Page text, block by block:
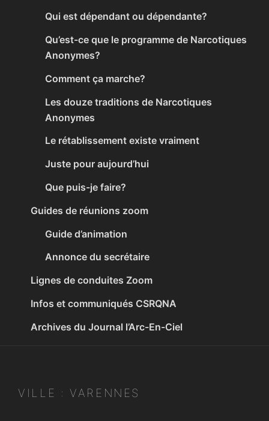
Qui est dépendant ou dépendante?
Qu’est-ce que le programme de Narcotiques
Anonymes?
Comment ça marche?
Les douze traditions de Narcotiques
Anonymes
Le rétablissement existe vraiment
Juste pour aujourd’hui
Que puis-je faire?
Guides de réunions zoom
Guide d’animation
Annonce du secrétaire
Lignes de conduites Zoom
Infos et communiqués CSRQNA
Archives du Journal l’Arc-En-Ciel
VILLE : VARENNES